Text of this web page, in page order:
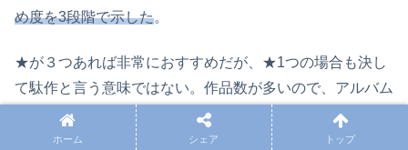
め度を3段階で示した。
★が３つあれば非常におすすめだが、★1つの場合も決し
て駄作と言う意味ではない。作品数が多いので、アルバム
を手に取る指標の1つになればというだけだ。
ホーム シェア トップ